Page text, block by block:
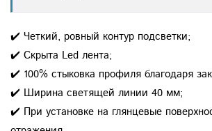
✔️ Четкий, ровный контур подсветки;
✔️ Скрыта Led лента;
✔️ 100% стыковка профиля благодаря
✔️ Ширина светящей линии 40 мм;
✔️ При установке на глянцевые